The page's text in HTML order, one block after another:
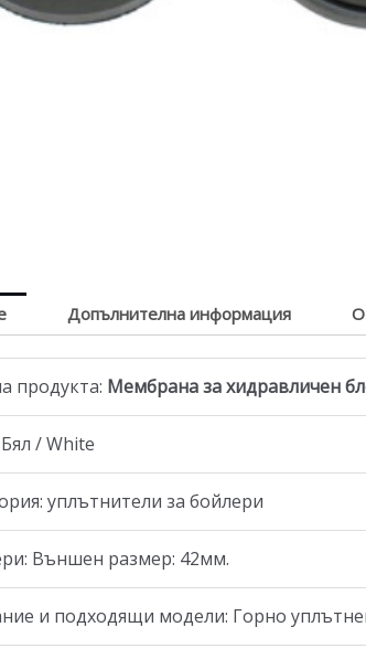
Допълнителна информация
продукта: Мембрана за хидравличен
/ White
уплътнители за бойлери
Външен размер: 42мм.
и подходящи модели: Горно